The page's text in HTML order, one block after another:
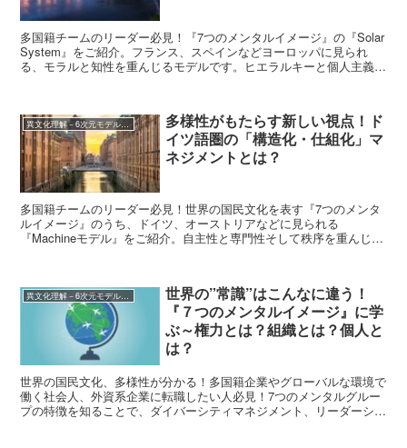
多国籍チームのリーダー必見！『7つのメンタルイメージ』の『Solar
System』をご紹介。フランス、スペインなどヨーロッパに見られ
る、モラルと知性を重んじるモデルです。ヒエラルキーと個人主義が
異文化理解－6次元モデル、7つのメンタルイメージなど
多様性がもたらす新しい視点！ド
イツ語圏の「構造化・仕組化」マ
ネジメントとは？
多国籍チームのリーダー必見！世界の国民文化を表す『7つのメンタ
ルイメージ』のうち、ドイツ、オーストリアなどに見られる
『Machineモデル』をご紹介。自主性と専門性そして秩序を重んじ、
異文化理解－6次元モデル、7つのメンタルイメージなど
世界の”常識”はこんなに違う！
『７つのメンタルイメージ』に学
ぶ～権力とは？組織とは？個人と
は？
世界の国民文化、多様性が分かる！多国籍企業やグローバルな環境で
働く社会人、外資系企業に転職したい人必見！7つのメンタルグルー
プの特徴を知ることで、ダイバーシティマネジメント、リーダーシッ